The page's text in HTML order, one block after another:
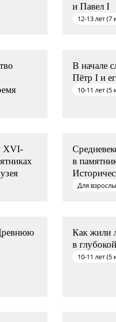
и Павел I
12-13 лет (7
В начале
Пётр I и
10-11 лет (5
XVI-
в
Для
Как жили
в
10-11 лет (5